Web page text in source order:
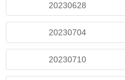
20230628
20230704
20230710